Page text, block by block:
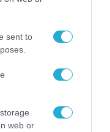
sent to
web or